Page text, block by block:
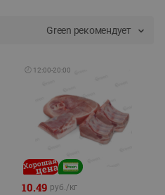
Green рекомендует
🕘 12:00-20:00
10.49 руб./кг